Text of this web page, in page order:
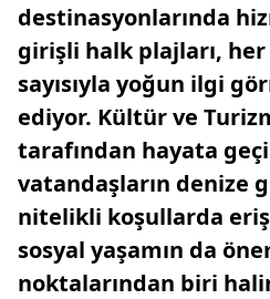
destinasyonlarında
girişli halk plajları,
sayısıyla yoğun ilgi
ediyor. Kültür ve
tarafından hayata
vatandaşların denize
nitelikli koşullarda
sosyal yaşamın da
noktalarından biri